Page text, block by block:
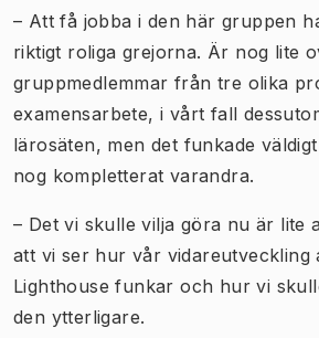
– Att få jobba i den här gruppen
riktigt roliga grejorna. Är nog lite
gruppmedlemmar från tre olika
examensarbete, i vårt fall
lärosäten, men det funkade
nog kompletterat varandra.
– Det vi skulle vilja göra nu är lite
att vi ser hur vår vidareutveckling
Lighthouse funkar och hur vi
den ytterligare.